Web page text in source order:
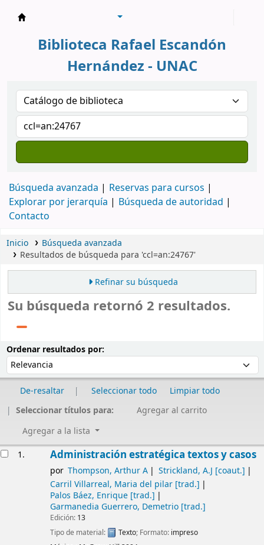
Biblioteca Rafael Escandón
Hernández - UNAC
Búsqueda avanzada
Reservas para cursos
Explorar por jerarquía
Búsqueda de autoridad
Contacto
Inicio
Búsqueda avanzada
Resultados de búsqueda para 'ccl=an:24767'
Refinar su búsqueda
Su búsqueda retornó 2 resultados.
Ordenar resultados por:
De-resaltar Seleccionar todo
Limpiar todo
Seleccionar títulos para:
Agregar al carrito
Agregar a la lista
1. Administración estratégica textos y casos
por Thompson, Arthur A Strickland, A.J [coaut.]
Carril Villarreal, Maria del pilar[trad.]
Palos Báez, Enrique[trad.]
Garmanedia Guerrero, Demetrio[trad.]
Edición: 13
Tipo de material:
Texto; Formato: impreso